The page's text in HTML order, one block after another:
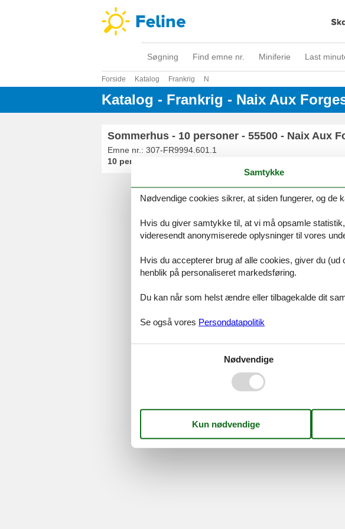
Søgning Find emne nr. Miniferie Last
Forside Katalog Frankrig N
Katalog - Frankrig - Naix Aux
Sommerhus - 10 personer - 55500 - Naix Aux
Emne nr.: 307-FR9994.601.1
10 personer
Gavekort
Tilbudsmail
©Feline Holidays-Feline Holidays A/S
Samtykke
Nødvendige cookies sikrer, at siden fungerer, og de
Hvis du giver samtykke til, at vi må opsamle
videresendt anonymiserede oplysninger til vores
Hvis du accepterer brug af alle cookies, giver du
henblik på personaliseret markedsføring.
Du kan når som helst ændre eller tilbagekalde dit
Se også vores Persondatapolitik
Nødvendige